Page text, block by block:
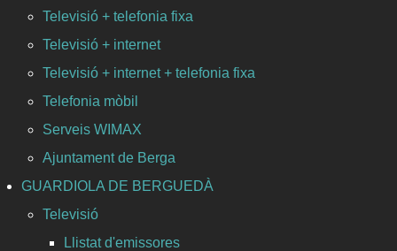
Televisió + telefonia fixa
Televisió + internet
Televisió + internet + telefonia fixa
Telefonia mòbil
Serveis WIMAX
Ajuntament de Berga
GUARDIOLA DE BERGUEDÀ
Televisió
Llistat d'emissores